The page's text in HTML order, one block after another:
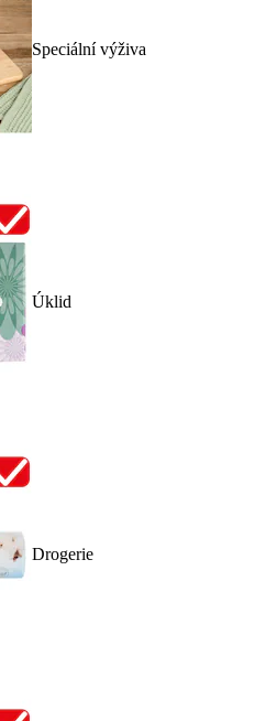
Speciální výživa
Úklid
Drogerie